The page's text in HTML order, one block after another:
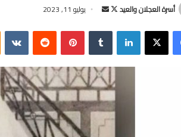
أسرة العجلان والعيد
ت
ع
ع
ل
ى
X
س
ل
ب
ر
ي
د
ا
يوليو 11, 2023
فيسبوك لينكدإن بينتيريست